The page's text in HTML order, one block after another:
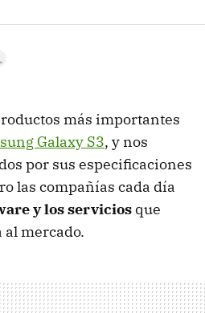
más importantes
Galaxy S3, y nos
por sus especificaciones
las compañías cada día
y los servicios que
al mercado.